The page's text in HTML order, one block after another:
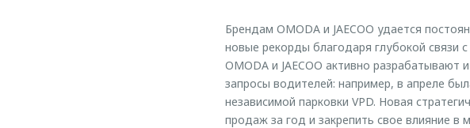
Брендам OMODA и JAECOO удается
новые рекорды благодаря глубокой связи
OMODA и JAECOO активно
запросы водителей: например, в апреле
независимой парковки VPD. Новая
продаж за год и закрепить свое влияние в